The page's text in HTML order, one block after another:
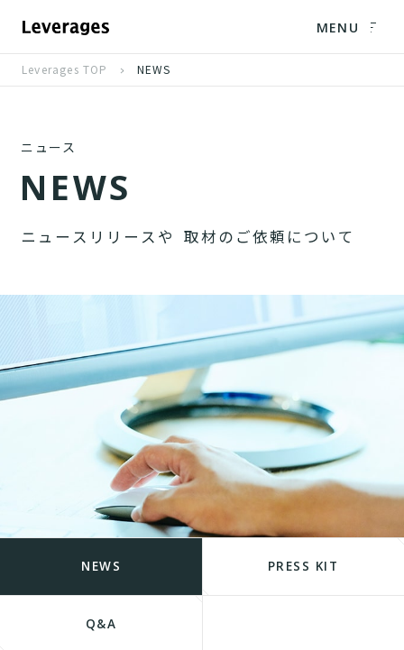
MENU
Leverages TOP NEWS
ニュース
NEWS
ニ ュ ー ス リ リ ー ス や 取材の ご依頼 に つ い て
NEWS PRESS KIT
Q&A